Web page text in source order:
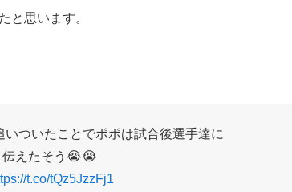
と思います。
ついたことでポポは試合後選手達に
伝えたそう😭😭
t.co/tQz5JzzFj1